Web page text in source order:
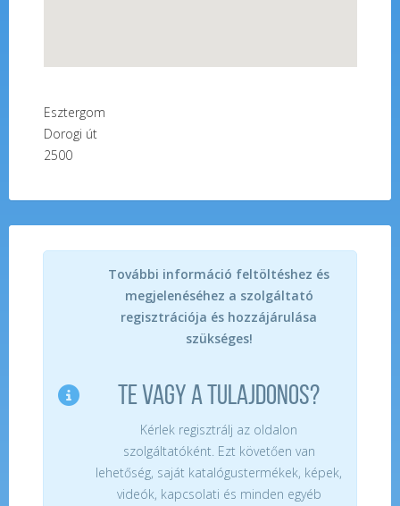
Esztergom
Dorogi út
2500
További információ feltöltéshez és
megjelenéséhez a szolgáltató
regisztrációja és hozzájárulása
szükséges!
TE VAGY A TULAJDONOS?
Kérlek regisztrálj az oldalon
szolgáltatóként. Ezt követően van
lehetőség, saját katalógustermékek, képek,
videók, kapcsolati és minden egyéb